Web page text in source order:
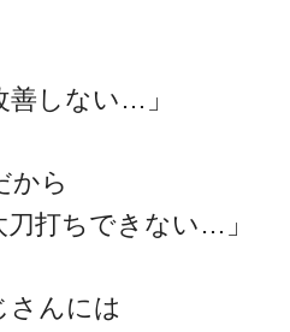
しない…」
から
打ちできない…」
さんには